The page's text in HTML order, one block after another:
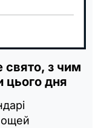
свято, з чим
цього дня